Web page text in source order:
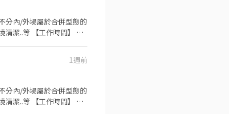
分內/外場屬於合併型態的
清潔..等 【工作時間】 ►
1週前
時間】 ►